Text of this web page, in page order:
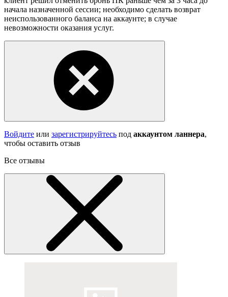
начала назначенной сессии; необходимо сделать возврат
неиспользованного баланса на аккаунте; в случае
невозможности оказания услуг.
Войдите или зарегистрируйтесь под аккаунтом ланнера,
чтобы оставить отзыв
Все отзывы